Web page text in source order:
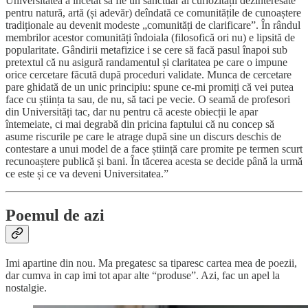
pentru natură, artă (și adevăr) deîndată ce comunitățile de cunoaștere
tradiționale au devenit modeste „comunități de clarificare”. În rândul
membrilor acestor comunități îndoiala (filosofică ori nu) e lipsită de
popularitate. Gândirii metafizice i se cere să facă pasul înapoi sub
pretextul că nu asigură randamentul și claritatea pe care o impune
orice cercetare făcută după proceduri validate. Munca de cercetare
pare ghidată de un unic principiu: spune ce-mi promiți că vei putea
face cu știința ta sau, de nu, să taci pe vecie. O seamă de profesori
din Universități tac, dar nu pentru că aceste obiecții le apar
întemeiate, ci mai degrabă din pricina faptului că nu concep să
asume riscurile pe care le atrage după sine un discurs deschis de
contestare a unui model de a face știință care promite pe termen scurt
recunoaștere publică și bani. În tăcerea acesta se decide până la urmă
ce este și ce va deveni Universitatea.”
Poemul de azi
Imi apartine din nou. Ma pregatesc sa tiparesc cartea mea de poezii,
dar cumva in cap imi tot apar alte “produse”. Azi, fac un apel la
nostalgie.